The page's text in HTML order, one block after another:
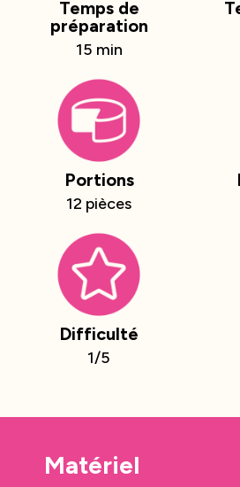
Temps de
préparation
15 min
Portions
12 pièces
Difficulté
1/5
Matériel